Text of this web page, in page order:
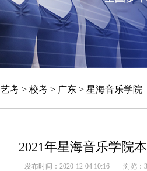
艺考 > 校考 > 广东 > 星海音乐学院
2021年星海音乐学院
发布时间：2020-12-04 10:16 浏览：